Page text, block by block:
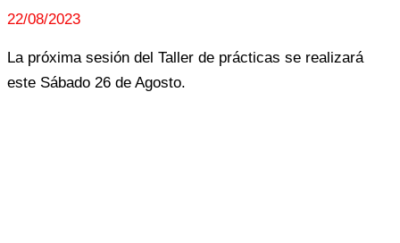
22/08/2023
La próxima sesión del Taller de prácticas se realizará
este Sábado 26 de Agosto.